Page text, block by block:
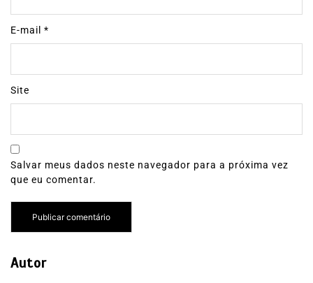
E-mail *
Site
Salvar meus dados neste navegador para a próxima vez
que eu comentar.
Autor